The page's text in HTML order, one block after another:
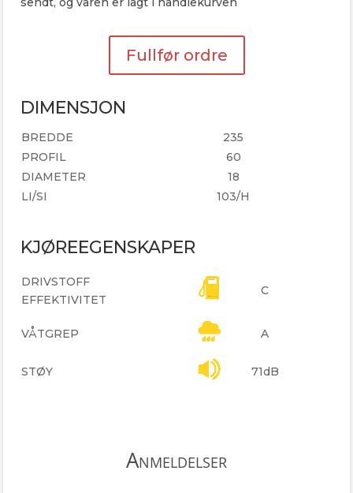
Fullfør ordre
DIMENSJON
BREDDE
235
PROFIL
60
DIAMETER
18
LI/SI
103/H
KJØREEGENSKAPER
DRIVSTOFF
EFFEKTIVITET
C
VÅTGREP A
STØY 71dB
Anmeldelser